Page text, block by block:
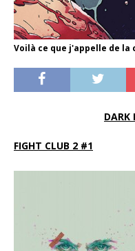
Voilà ce que j'appelle de la
DARK
FIGHT CLUB 2 #1